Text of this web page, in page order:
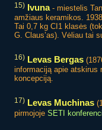
15) Ivuna- miestelis
amžiaus keramikos.
Tai 0,7 kg CI1 klasės
G. Claus’as). Vėliau tai
16) Levas Bergas
informaciją apie atskirus
koncepciją.
17) Levas Muchinas
pirmojojeSETI